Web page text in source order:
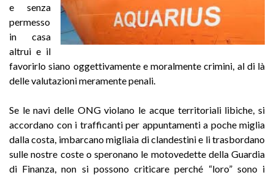
e senza
permesso
in casa
altrui e il
favorirlo siano oggettivamente e moralmente crimini, al di là
delle valutazioni meramente penali.
Se le navi delle ONG violano le acque territoriali libiche, si
accordano con i trafficanti per appuntamenti a poche miglia
dalla costa, imbarcano migliaia di clandestini e li trasbordano
sulle nostre coste o speronano le motovedette della Guardia
di Finanza, non si possono criticare perché “loro” sono i